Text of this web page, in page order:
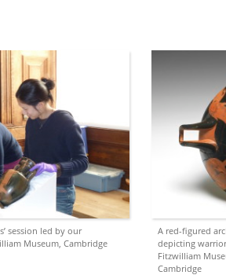
session led by our
Museum, Cambridge
A red-figured
depicting
Fitzwilliam
Cambridge